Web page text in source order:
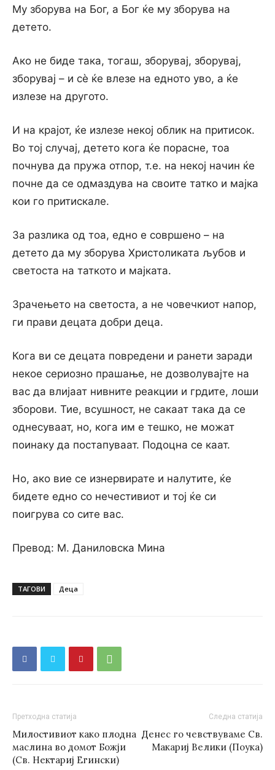
Му зборува на Бог, а Бог ќе му зборува на
детето.
Ако не биде така, тогаш, зборувај, зборувај,
зборувај – и сѐ ќе влезе на едното уво, а ќе
излезе на другото.
И на крајот, ќе излезе некој облик на притисок.
Во тој случај, детето кога ќе порасне, тоа
почнува да пружа отпор, т.е. на некој начин ќе
почне да се одмаздува на своите татко и мајка
кои го притискале.
За разлика од тоа, едно е совршено – на
детето да му зборува Христоликата љубов и
светоста на таткото и мајката.
Зрачењето на светоста, а не човечкиот напор,
ги прави децата добри деца.
Кога ви се децата повредени и ранети заради
некое сериозно прашање, не дозволувајте на
вас да влијаат нивните реакции и грдите, лоши
зборови. Тие, всушност, не сакаат така да се
однесуваат, но, кога им е тешко, не можат
поинаку да постапуваат. Подоцна се каат.
Но, ако вие се изнервирате и налутите, ќе
бидете едно со нечестивиот и тој ќе си
поигрува со сите вас.
Превод: М. Даниловска Мина
ТАГОВИ Деца
Претходна статија
Mилостивиот како плодна
маслина во домот Божји
(Св. Нектариј Егински)
Следна статија
Денес го чевствуваме Св.
Макариј Велики (Поука)